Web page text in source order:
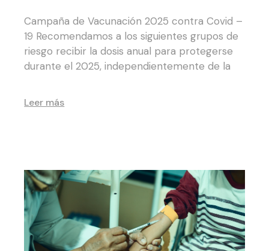
Campaña de Vacunación 2025 contra Covid –
19 Recomendamos a los siguientes grupos de
riesgo recibir la dosis anual para protegerse
durante el 2025, independientemente de la
Leer más